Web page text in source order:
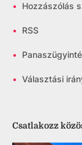
• Hozzászólás
• RSS
•
• Választási
Csatlakozz